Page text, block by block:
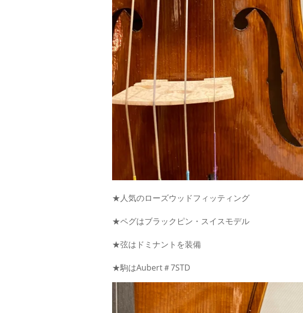
★人気のローズウッドフィッティング
★ペグはブラックピン・スイスモデル
★弦はドミナントを装備
★駒はAubert＃7STD